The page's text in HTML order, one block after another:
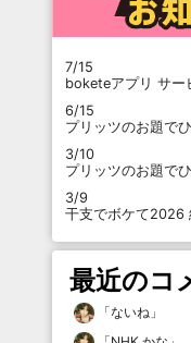
7/15
boketeアプリ サー
6/15
プリッツのお題で
3/10
プリッツのお題で
3/9
干支でボケて2026
最近のコ
「ないね 」